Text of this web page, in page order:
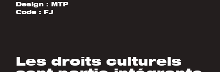
Design : MTP
Code : FJ
Les droits culturels